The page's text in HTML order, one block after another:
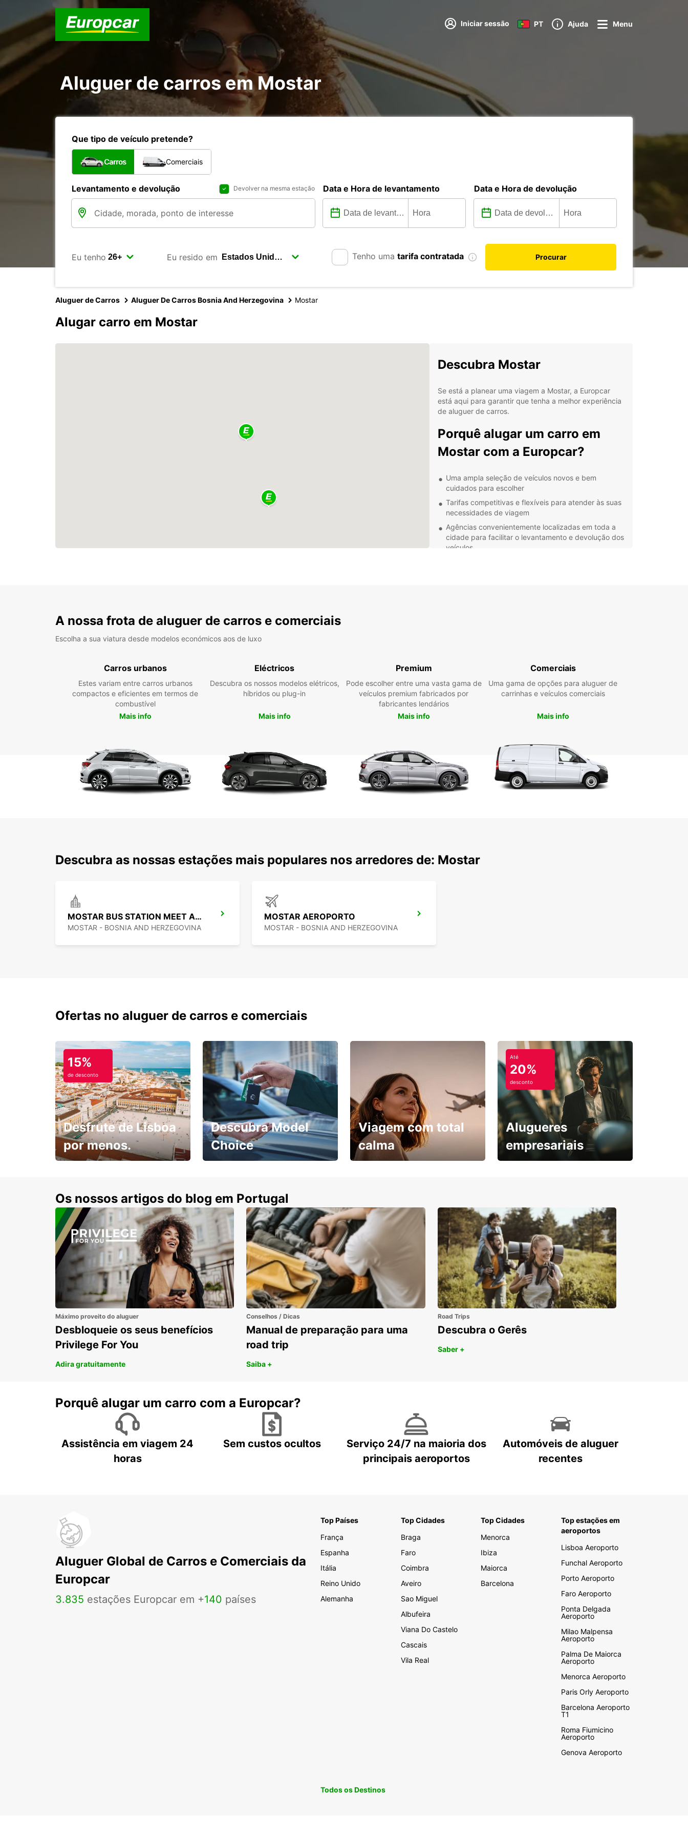
Iniciar sessão PT Ajuda Menu
Aluguer de carros em Mostar
Que tipo de veículo pretende?
Carros Comerciais
Levantamento e devolução Devolver na mesma estação Data e Hora de levantamento Data e Hora de devolução
Eu tenho Eu resido em Tenho uma tarifa contratada Procurar
Aluguer de Carros Aluguer De Carros Bosnia And Herzegovina Mostar
Alugar carro em Mostar
Descubra Mostar
Se está a planear uma viagem a Mostar, a Europcar
está aqui para garantir que tenha a melhor experiência
de aluguer de carros.
Porquê alugar um carro em
Mostar com a Europcar?
Uma ampla seleção de veículos novos e bem
cuidados para escolher
Tarifas competitivas e flexíveis para atender às suas
necessidades de viagem
Agências convenientemente localizadas em toda a
cidade para facilitar o levantamento e devolução dos
veículos
ritmo. Visite a famosa ponte de Mostar, desfrute da
cultura da região.
Reserve o seu carro em Mostar
Não perca tempo durante a sua viagem a Mostar.
Reserve o seu carro com a Europcar e tenha uma
experiência de aluguer de carros sem complicações e
cheia de vantagens.
A nossa frota de aluguer de carros e comerciais
Escolha a sua viatura desde modelos económicos aos de luxo
Carros urbanos
Estes variam entre carros urbanos
compactos e eficientes em termos de
combustível
Mais info
Eléctricos
Descubra os nossos modelos elétricos,
híbridos ou plug-in
Mais info
Premium
Pode escolher entre uma vasta gama de
veículos premium fabricados por
fabricantes lendários
Mais info
Comerciais
Uma gama de opções para aluguer de
carrinhas e veículos comerciais
Mais info
Descubra as nossas estações mais populares nos arredores de: Mostar
MOSTAR BUS STATION MEET AND GREET
MOSTAR - BOSNIA AND HERZEGOVINA
MOSTAR AEROPORTO
MOSTAR - BOSNIA AND HERZEGOVINA
Ofertas no aluguer de carros e comerciais
15%
de desconto
Desfrute de Lisboa
por menos.
Descubra Model
Choice
Viagem com total
calma
Até
20%
desconto
Alugueres
empresariais
Os nossos artigos do blog em Portugal
Máximo proveito do aluguer
Desbloqueie os seus benefícios
Privilege For You
Adira gratuitamente
Conselhos / Dicas
Manual de preparação para uma
road trip
Saiba +
Road Trips
Descubra o Gerês
Saber +
Porquê alugar um carro com a Europcar?
Assistência em viagem 24
horas
Sem custos ocultos
Serviço 24/7 na maioria dos
principais aeroportos
Automóveis de aluguer
recentes
Aluguer Global de Carros e Comerciais da
Europcar
3.835 estações Europcar em +140 países
Top Países
França
Espanha
Itália
Reino Unido
Alemanha
Top Cidades
Braga
Faro
Coimbra
Aveiro
Sao Miguel
Albufeira
Viana Do Castelo
Cascais
Vila Real
Top Cidades
Menorca
Ibiza
Maiorca
Barcelona
Top estações em
aeroportos
Lisboa Aeroporto
Funchal Aeroporto
Porto Aeroporto
Faro Aeroporto
Ponta Delgada
Aeroporto
Milao Malpensa
Aeroporto
Palma De Maiorca
Aeroporto
Menorca Aeroporto
Paris Orly Aeroporto
Barcelona Aeroporto
T1
Roma Fiumicino
Aeroporto
Genova Aeroporto
Todos os Destinos